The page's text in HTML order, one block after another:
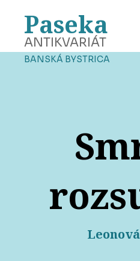
Paseka
ANTIKVARIÁT
BANSKÁ BYSTRICA